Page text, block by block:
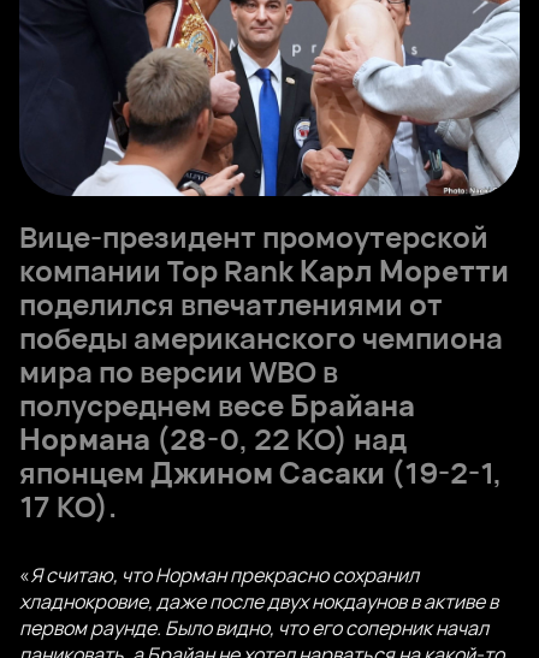
Вице-президент промоутерской
компании Top RankКарл Моретти
поделился впечатлениями от
победы американского чемпиона
мира по версии WBO в
полусреднем весеБрайана
Нормана (28-0, 22 КО) над
японцемДжином Сасаки (19-2-1,
17 КО).
«Я считаю, что Норман прекрасно сохранил
хладнокровие, даже после двух нокдаунов в активе в
первом раунде. Было видно, что его соперник начал